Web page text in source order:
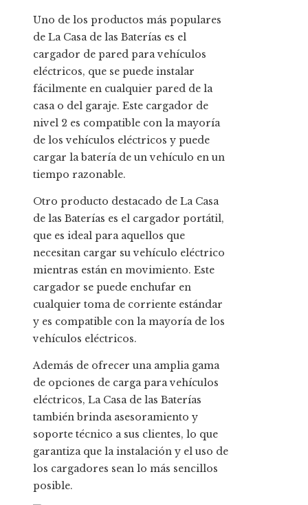
Uno de los productos más populares
de La Casa de las Baterías es el
cargador de pared para vehículos
eléctricos, que se puede instalar
fácilmente en cualquier pared de la
casa o del garaje. Este cargador de
nivel 2 es compatible con la mayoría
de los vehículos eléctricos y puede
cargar la batería de un vehículo en un
tiempo razonable.
Otro producto destacado de La Casa
de las Baterías es el cargador portátil,
que es ideal para aquellos que
necesitan cargar su vehículo eléctrico
mientras están en movimiento. Este
cargador se puede enchufar en
cualquier toma de corriente estándar
y es compatible con la mayoría de los
vehículos eléctricos.
Además de ofrecer una amplia gama
de opciones de carga para vehículos
eléctricos, La Casa de las Baterías
también brinda asesoramiento y
soporte técnico a sus clientes, lo que
garantiza que la instalación y el uso de
los cargadores sean lo más sencillos
posible.